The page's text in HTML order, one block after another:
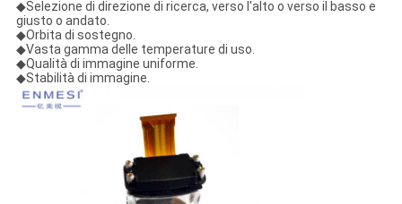
◆Selezione di direzione di ricerca, verso l'alto o verso il basso e
giusto o andato.
◆Orbita di sostegno.
◆Vasta gamma delle temperature di uso.
◆Qualità di immagine uniforme.
◆Stabilità di immagine.